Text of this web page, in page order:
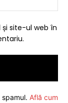
site-ul web în
Află cum